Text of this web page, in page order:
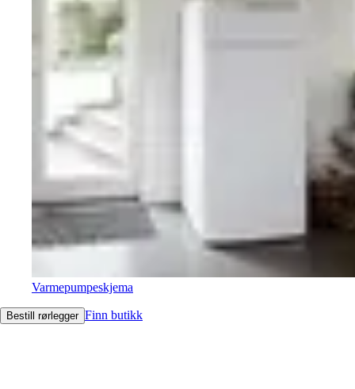
Varmepumpeskjema
Bestill rørlegger Finn butikk